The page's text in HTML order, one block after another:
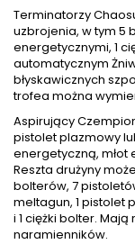
Terminatorzy
uzbrojenia, w tym 5
energetycznymi, 1
automatycznym
błyskawicznych
trofea można
Aspirujący
pistolet plazmowy
energetyczną, młot
Reszta drużyny
bolterów, 7
meltagun, 1 pistolet
i 1 ciężki bolter. Mają
naramienników.